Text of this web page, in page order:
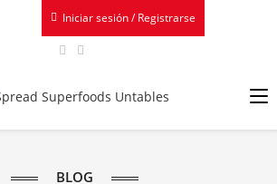
Iniciar sesión / Registrarse
BLOG